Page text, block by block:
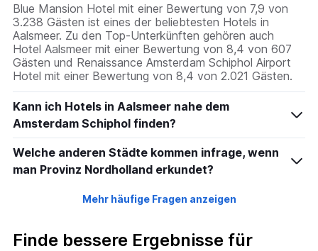
Blue Mansion Hotel mit einer Bewertung von 7,9 von
3.238 Gästen ist eines der beliebtesten Hotels in
Aalsmeer. Zu den Top-Unterkünften gehören auch
Hotel Aalsmeer mit einer Bewertung von 8,4 von 607
Gästen und Renaissance Amsterdam Schiphol Airport
Hotel mit einer Bewertung von 8,4 von 2.021 Gästen.
Kann ich Hotels in Aalsmeer nahe dem
Amsterdam Schiphol finden?
Welche anderen Städte kommen infrage, wenn
man Provinz Nordholland erkundet?
Mehr häufige Fragen anzeigen
Finde bessere Ergebnisse für